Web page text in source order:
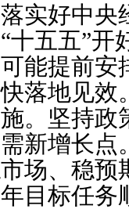
实好中
十五五”
能提前
落地见
。坚持
新增长
场、稳
目标任务